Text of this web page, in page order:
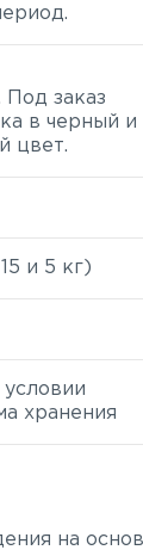
Под заказ
в черный и
цвет.
и 5 кг)
хранения
на